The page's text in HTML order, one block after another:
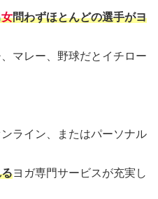
女問わずほとんどの選手がヨ
マレー、野球だとイチロー
ライン、またはパーソナル
ヨガ専門サービスが充実し